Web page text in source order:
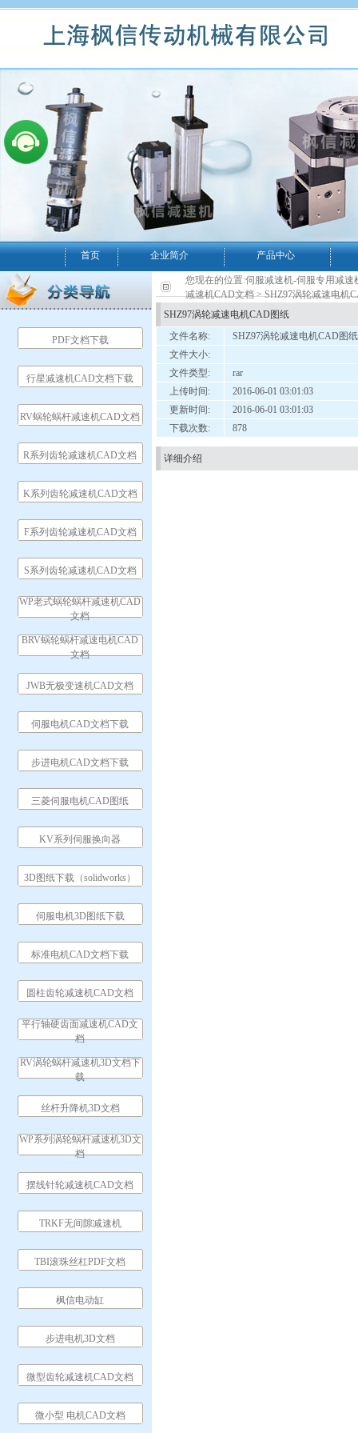
首页 企业简介 产品中心
PDF文档下载
行星减速机CAD文档下载
RV蜗轮蜗杆减速机CAD文档
R系列齿轮减速机CAD文档
K系列齿轮减速机CAD文档
F系列齿轮减速机CAD文档
S系列齿轮减速机CAD文档
WP老式蜗轮蜗杆减速机CAD
文档
BRV蜗轮蜗杆减速电机CAD
文档
JWB无极变速机CAD文档
伺服电机CAD文档下载
步进电机CAD文档下载
三菱伺服电机CAD图纸
KV系列伺服换向器
3D图纸下载（solidworks）
伺服电机3D图纸下载
标准电机CAD文档下载
圆柱齿轮减速机CAD文档
平行轴硬齿面减速机CAD文
档
RV涡轮蜗杆减速机3D文档下
载
丝杆升降机3D文档
WP系列涡轮蜗杆减速机3D文
档
摆线针轮减速机CAD文档
TRKF无间隙减速机
TBI滚珠丝杠PDF文档
枫信电动缸
步进电机3D文档
微型齿轮减速机CAD文档
微小型 电机CAD文档
您现在的位置:伺服减速机-伺服专用减
减速机CAD文档> SHZ97涡轮减速电机
SHZ97涡轮减速电机CAD图纸
文件名称:
SHZ97涡轮减速电机CAD图纸
文件大小:
文件类型:
rar
上传时间:
2016-06-01 03:01:03
更新时间:
2016-06-01 03:01:03
下载次数:
878
详细介绍